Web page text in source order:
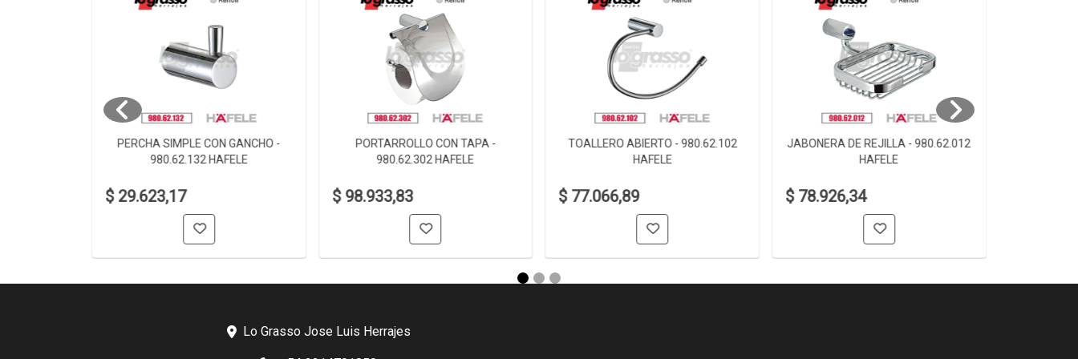
PERCHA SIMPLE CON GANCHO -
980.62.132 HAFELE
$ 29.623,17
PORTARROLLO CON TAPA -
980.62.302 HAFELE
$ 98.933,83
TOALLERO ABIERTO - 980.62.102
HAFELE
$ 77.066,89
JABONERA DE REJILLA - 980.62.012
HAFELE
$ 78.926,34
Lo Grasso Jose Luis Herrajes